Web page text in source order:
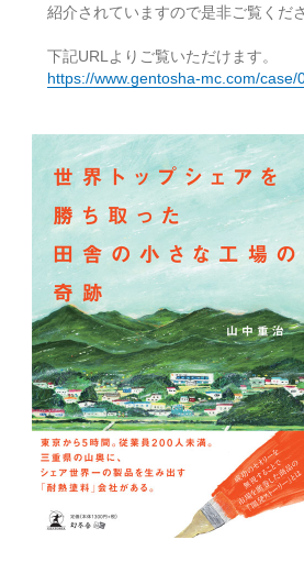
紹介されていますので是非ご覧くださ
下記URLよりご覧いただけます。
https://www.gentosha-mc.com/case/